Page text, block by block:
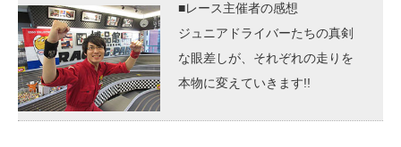
■レース主催者の感想
ジュニアドライバーたちの真剣
な眼差しが、それぞれの走りを
本物に変えていきます!!